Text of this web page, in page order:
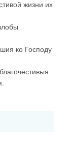
жизни их
ко Господу